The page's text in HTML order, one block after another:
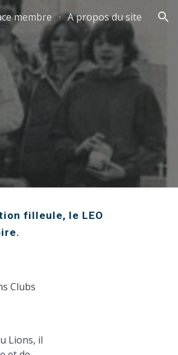
membre A propos du site
filleule, le LEO
Clubs
Lions, il